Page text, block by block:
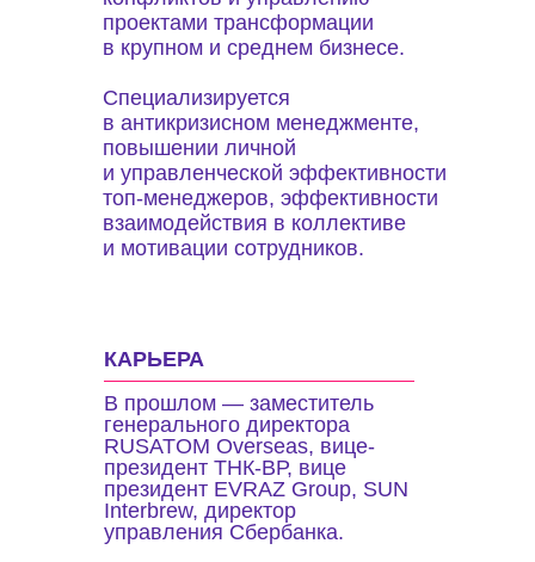
проектами трансформации
в крупном и среднем бизнесе.
Специализируется
в антикризисном менеджменте,
повышении личной
и управленческой эффективности
топ-менеджеров, эффективности
взаимодействия в коллективе
и мотивации сотрудников.
КАРЬЕРА
В прошлом — заместитель
генерального директора
RUSATOM Overseas, вице-
президент ТНК-ВР, вице
президент EVRAZ Group, SUN
Interbrew, директор
управления Сбербанка.